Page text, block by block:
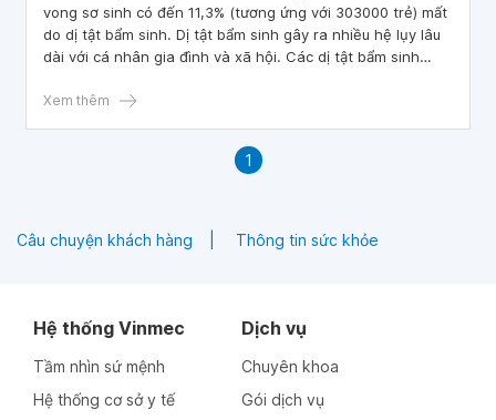
vong sơ sinh có đến 11,3% (tương ứng với 303000 trẻ) mất
do dị tật bẩm sinh. Dị tật bẩm sinh gây ra nhiều hệ lụy lâu
dài với cá nhân gia đình và xã hội. Các dị tật bẩm sinh
sinh, dị tật ống thần kinh. Với hơn 50% các dị tật bẩm sinh
Xem thêm
1
Câu chuyện khách hàng Thông tin sức khỏe
Hệ thống Vinmec
Tầm nhìn sứ mệnh
Hệ thống cơ sở y tế
Dịch vụ
Chuyên khoa
Gói dịch vụ